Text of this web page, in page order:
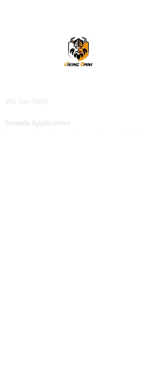
We can help
Sample Application
You are welcome to request a sample garment to try